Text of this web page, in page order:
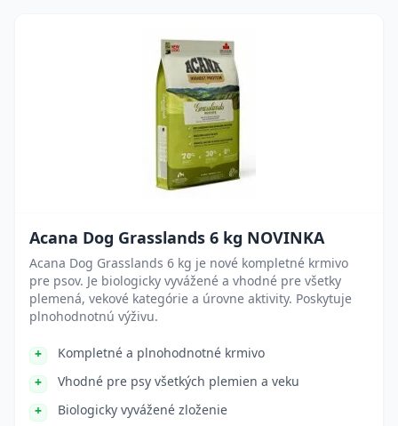
Acana Dog Grasslands 6 kg NOVINKA
Acana Dog Grasslands 6 kg je nové kompletné krmivo
pre psov. Je biologicky vyvážené a vhodné pre všetky
plemená, vekové kategórie a úrovne aktivity. Poskytuje
plnohodnotnú výživu.
Kompletné a plnohodnotné krmivo
Vhodné pre psy všetkých plemien a veku
Biologicky vyvážené zloženie